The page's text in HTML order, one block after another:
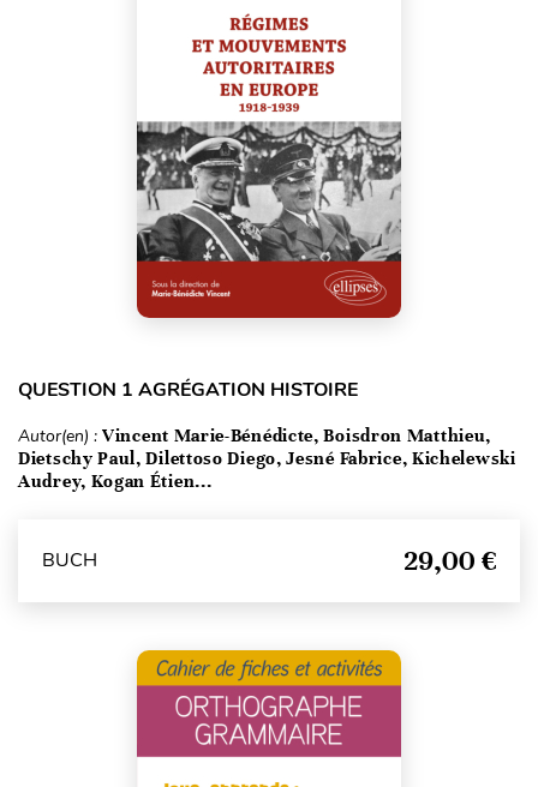
QUESTION 1 AGRÉGATION HISTOIRE
Autor(en) : Vincent Marie-Bénédicte, Boisdron Matthieu,
Dietschy Paul, Dilettoso Diego, Jesné Fabrice, Kichelewski
Audrey, Kogan Étien...
BUCH 29,00 €